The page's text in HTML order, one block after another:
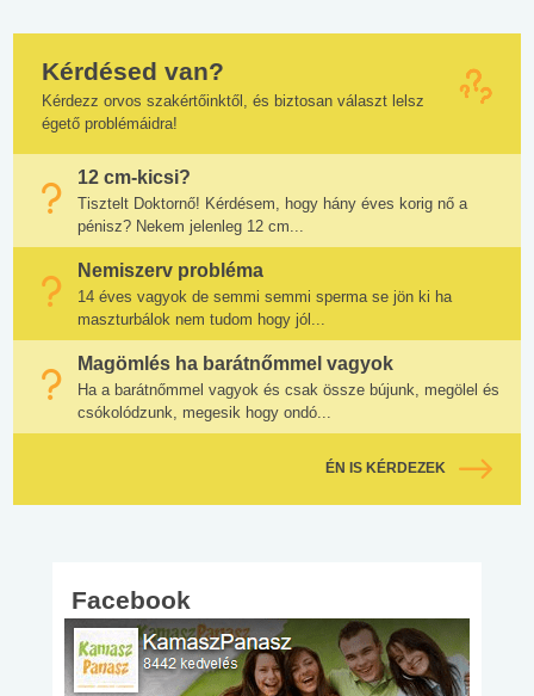
Kérdésed van?
Kérdezz orvos szakértőinktől, és biztosan választ lelsz
égető problémáidra!
12 cm-kicsi?
Tisztelt Doktornő! Kérdésem, hogy hány éves korig nő a
pénisz? Nekem jelenleg 12 cm...
Nemiszerv probléma
14 éves vagyok de semmi semmi sperma se jön ki ha
maszturbálok nem tudom hogy jól...
Magömlés ha barátnőmmel vagyok
Ha a barátnőmmel vagyok és csak össze bújunk, megölel és
csókolódzunk, megesik hogy ondó...
ÉN IS KÉRDEZEK
Facebook